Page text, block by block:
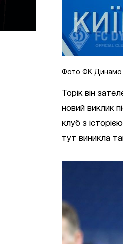
Фото ФК Динамо
Торік він
новий виклик
клуб з
тут виникла